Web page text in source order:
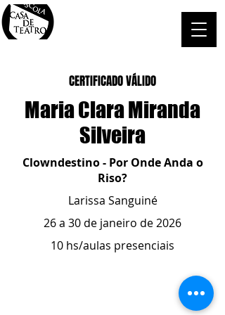
CERTIFICADO VÁLIDO
Maria Clara Miranda
Silveira
Clowndestino - Por Onde Anda o
Riso?
Larissa Sanguiné
26 a 30 de janeiro de 2026
10 hs/aulas presenciais
ESCOLA CASA DE TEATRO
- whatsapp